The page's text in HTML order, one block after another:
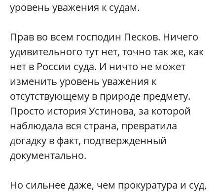
уровень уважения к судам.
Прав во всем господин Песков. Ничего
удивительного тут нет, точно так же, как
нет в России суда. И ничто не может
изменить уровень уважения к
отсутствующему в природе предмету.
Просто история Устинова, за которой
наблюдала вся страна, превратила
догадку в факт, подтвержденный
документально.
Но сильнее даже, чем прокуратура и суд,